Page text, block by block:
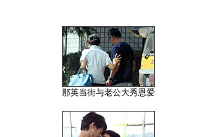
那英当街与老公大秀恩爱